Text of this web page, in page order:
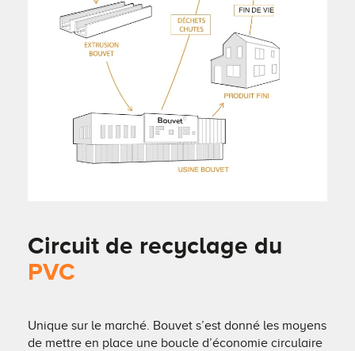
Circuit de recyclage du
PVC
Unique sur le marché. Bouvet s’est donné les moyens
de mettre en place une boucle d’économie circulaire